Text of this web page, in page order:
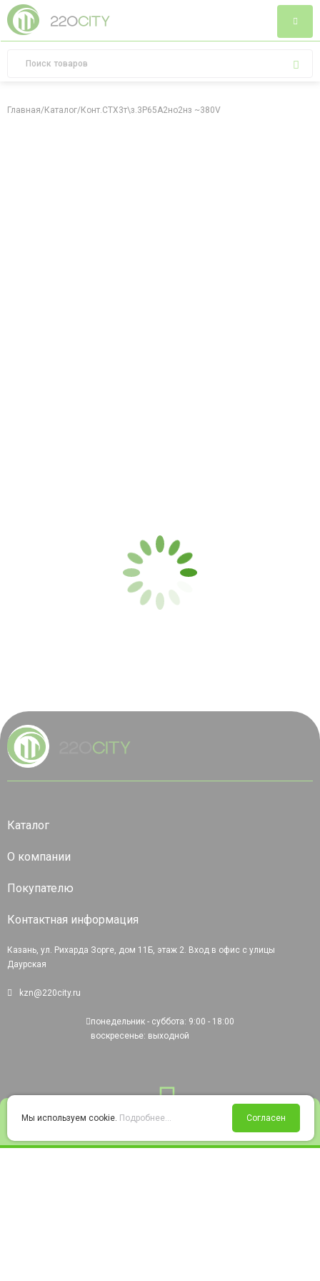
Войти Избранное Корзина
Главная/Каталог/Конт.CTX3т\з.3P65A2но2нз ~380V
Каталог
О компании
Покупателю
Контактная информация
Казань, ул. Рихарда Зорге, дом 11Б, этаж 2. Вход в офис с улицы
Даурская
kzn@220city.ru
понедельник - суббота: 9:00 - 18:00
воскресенье: выходной
Мы используем cookie. Подробнее... Согласен